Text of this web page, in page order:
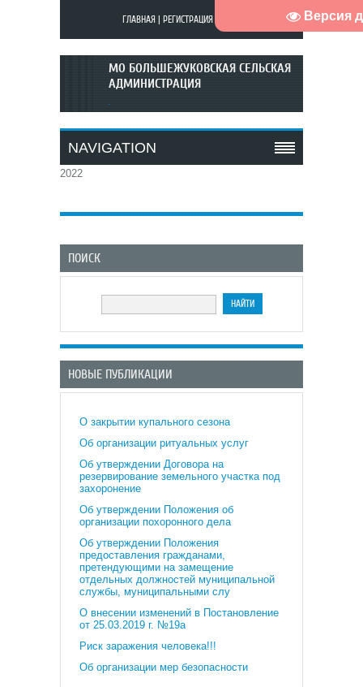
Версия
ГЛАВНАЯ РЕГИСТРАЦИЯ
МО БОЛЬШЕЖУКОВСКАЯ СЕЛЬСКАЯ
АДМИНИСТРАЦИЯ
NAVIGATION
2022
ПОИСК
НОВЫЕ ПУБЛИКАЦИИ
О закрытии купального сезона
Об организации ритуальных услуг
Об утверждении Договора на
резервирование земельного участка под
захоронение
Об утверждении Положения об
организации похоронного дела
Об утверждении Положения
предоставления гражданами,
претендующими на замещение
отдельных должностей муниципальной
службы, муниципальными слу
О внесении изменений в Постановление
от 25.03.2019 г. №19а
Риск заражения человека!!!
Об организации мер безопасности